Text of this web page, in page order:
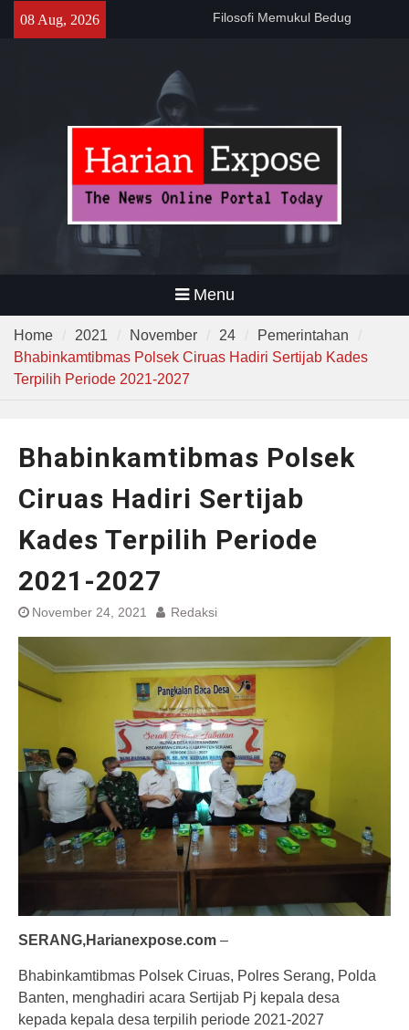
08 Aug, 2026
141 Tahun Stasiun Slawi : “Dari
Tuntas
Menu
Home 2021 November 24
Pemerintahan
Bhabinkamtibmas Polsek Ciruas Hadiri Sertijab Kades
Terpilih Periode 2021-2027
Bhabinkamtibmas Polsek
Ciruas Hadiri Sertijab
Kades Terpilih Periode
2021-2027
November 24, 2021 Redaksi
SERANG,Harianexpose.com –
Bhabinkamtibmas Polsek Ciruas, Polres Serang, Polda
Banten, menghadiri acara Sertijab Pj kepala desa
kepada kepala desa terpilih periode 2021-2027